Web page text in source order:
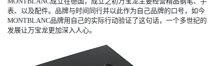
表、以及配件。品牌与时间同行并以此作为自己品牌的口号，如今
MONTBLANC品牌用自己的实际行动验证了这句话，一个多世纪的
发展让万宝龙更加深入人心。